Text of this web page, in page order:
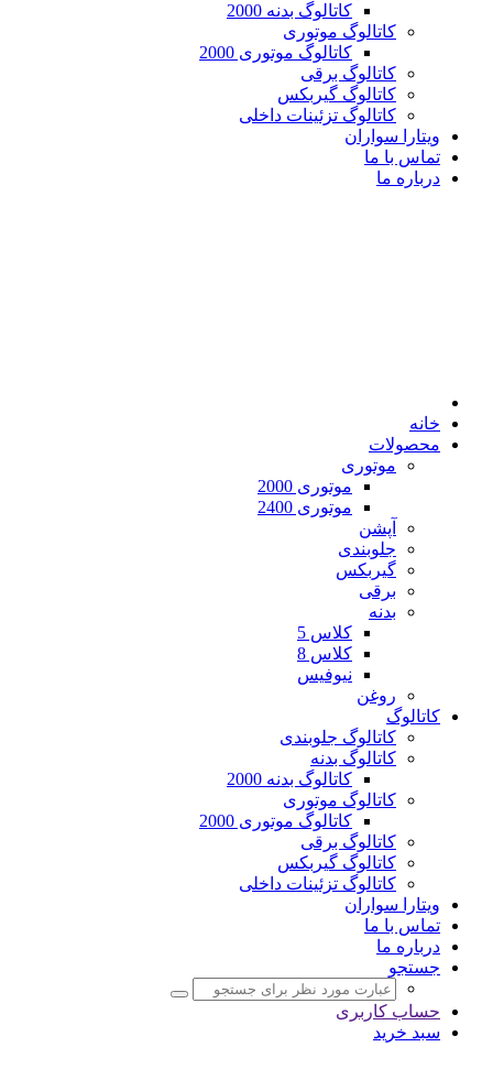
کاتالوگ بدنه 2000
کاتالوگ موتوری
کاتالوگ موتوری 2000
کاتالوگ برقی
کاتالوگ گیربکس
کاتالوگ تزئینات داخلی
ویتارا سواران
تماس با ما
درباره ما
خانه
محصولات
موتوری
موتوری 2000
موتوری 2400
آپشن
جلوبندی
گیربکس
برقی
بدنه
کلاس 5
کلاس 8
نیوفیس
روغن
کاتالوگ
کاتالوگ جلوبندی
کاتالوگ بدنه
کاتالوگ بدنه 2000
کاتالوگ موتوری
کاتالوگ موتوری 2000
کاتالوگ برقی
کاتالوگ گیربکس
کاتالوگ تزئینات داخلی
ویتارا سواران
تماس با ما
درباره ما
جستجو
حساب کاربری
سبد خرید